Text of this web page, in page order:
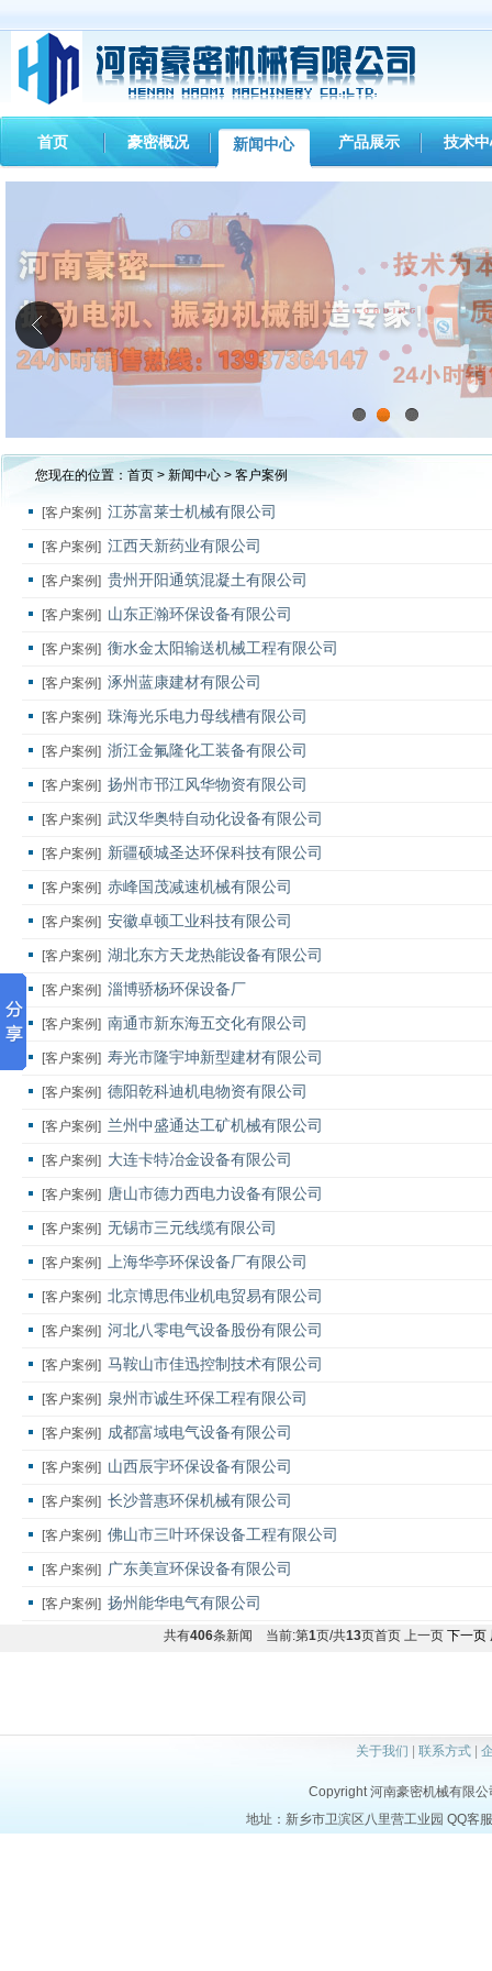
首页 豪密概况 新闻中心 产品展示 技术
您现在的位置： 首页 > 新闻中心 > 客户案例
[客户案例] 江苏富莱士机械有限公司
[客户案例] 江西天新药业有限公司
[客户案例] 贵州开阳通筑混凝土有限公司
[客户案例] 山东正瀚环保设备有限公司
[客户案例] 衡水金太阳输送机械工程有限公司
[客户案例] 涿州蓝康建材有限公司
[客户案例] 珠海光乐电力母线槽有限公司
[客户案例] 浙江金氟隆化工装备有限公司
[客户案例] 扬州市邗江风华物资有限公司
[客户案例] 武汉华奥特自动化设备有限公司
[客户案例] 新疆硕城圣达环保科技有限公司
[客户案例] 赤峰国茂减速机械有限公司
[客户案例] 安徽卓顿工业科技有限公司
[客户案例] 湖北东方天龙热能设备有限公司
[客户案例] 淄博骄杨环保设备厂
[客户案例] 南通市新东海五交化有限公司
[客户案例] 寿光市隆宇坤新型建材有限公司
[客户案例] 德阳乾科迪机电物资有限公司
[客户案例] 兰州中盛通达工矿机械有限公司
[客户案例] 大连卡特冶金设备有限公司
[客户案例] 唐山市德力西电力设备有限公司
[客户案例] 无锡市三元线缆有限公司
[客户案例] 上海华亭环保设备厂有限公司
[客户案例] 北京博思伟业机电贸易有限公司
[客户案例] 河北八零电气设备股份有限公司
[客户案例] 马鞍山市佳迅控制技术有限公司
[客户案例] 泉州市诚生环保工程有限公司
[客户案例] 成都富域电气设备有限公司
[客户案例] 山西辰宇环保设备有限公司
[客户案例] 长沙普惠环保机械有限公司
[客户案例] 佛山市三叶环保设备工程有限公司
[客户案例] 广东美宣环保设备有限公司
[客户案例] 扬州能华电气有限公司
共有406条新闻 当前:第1页/共13页首页 上一页 下一页
关于我们 | 联系方式|
Copyright 河南豪密机械有限
地址：新乡市卫滨区八里营工业园 QQ